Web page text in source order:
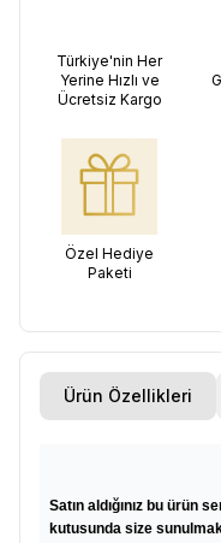
Türkiye'nin Her
Yerine Hızlı ve
Ücretsiz Kargo
Özel Hediye
Paketi
Ürün Özellikleri
Satın aldığınız bu ürün
kutusunda size